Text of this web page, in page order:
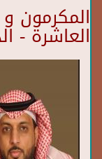
المكرمون
العاشرة -